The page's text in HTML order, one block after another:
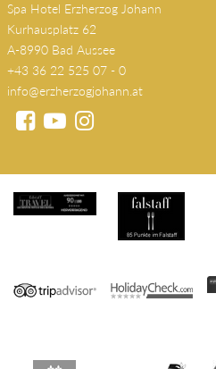
Spa Hotel Erzherzog Johann
Kurhausplatz 62
A-8990 Bad Aussee
+43 36 22 525 07 - 0
info@erzherzogjohann.at